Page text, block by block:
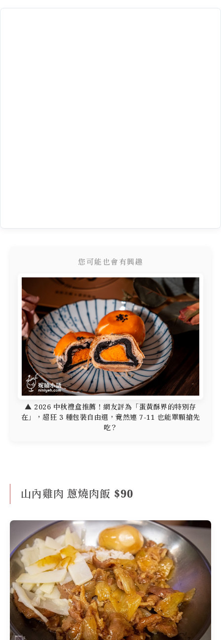
您可能也會有興趣
▲ 2026 中秋禮盒推薦！網友評為「蛋黃酥界的特別存
在」，超狂 3 種包裝自由選，竟然連 7-11 也能單顆搶先
吃？
山內雞肉 蔥燒肉飯 $90